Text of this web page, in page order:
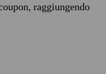
raggiungendo